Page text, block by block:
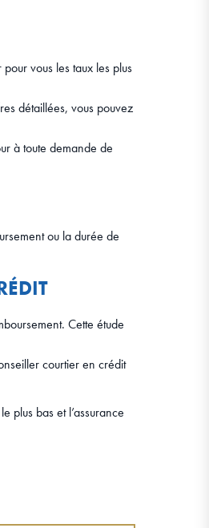
vous les taux les plus
détaillées, vous pouvez
à toute demande de
ou la durée de
Cette étude
courtier en crédit
plus bas et l’assurance